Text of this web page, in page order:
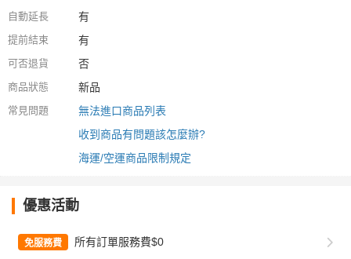
自動延長 有
提前結束 有
可否退貨 否
商品狀態 新品
常見問題
無法進口商品列表
收到商品有問題該怎麼辦?
海運/空運商品限制規定
優惠活動
免服務費 所有訂單服務費$0